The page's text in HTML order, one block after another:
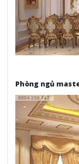
Phòng ngủ